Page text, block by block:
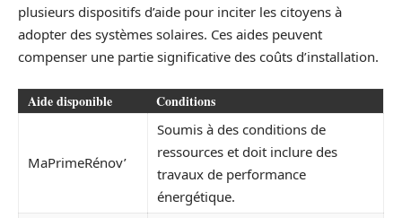
plusieurs dispositifs d’aide pour inciter les citoyens à
adopter des systèmes solaires. Ces aides peuvent
compenser une partie significative des coûts d’installation.
Aide disponible Conditions
MaPrimeRénov’
Soumis à des conditions de
ressources et doit inclure des
travaux de performance
énergétique.